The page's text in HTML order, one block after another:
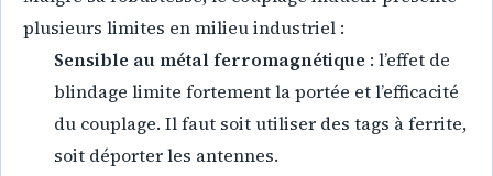
plusieurs limites en milieu industriel :
Sensible au métal ferromagnétique : l’effet de
blindage limite fortement la portée et l’efficacité
du couplage. Il faut soit utiliser des tags à ferrite,
soit déporter les antennes.